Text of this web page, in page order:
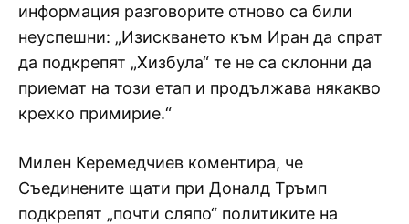
информация разговорите отново са били
неуспешни: „Изискването към Иран да спрат
да подкрепят „Хизбула“ те не са склонни да
приемат на този етап и продължава някакво
крехко примирие.“
Милен Керемедчиев коментира, че
Съединените щати при Доналд Тръмп
подкрепят „почти сляпо“ политиките на